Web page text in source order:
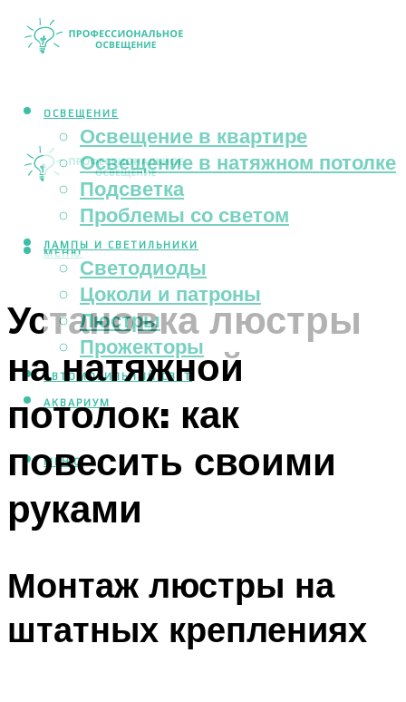
ОСВЕЩЕНИЕ
Освещение в квартире
Освещение в натяжном потолке
Подсветка
Проблемы со светом
ЛАМПЫ И СВЕТИЛЬНИКИ
Светодиоды
Цоколи и патроны
Люстры
Прожекторы
АВТОМОБИЛЬНЫЙ СВЕТ
АКВАРИУМ
МЕНЮ
МЕНЮ
Установка люстры
на натяжной
потолок: как
повесить своими
руками
Монтаж люстры на
штатных креплениях